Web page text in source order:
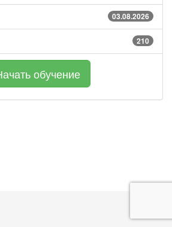
03.08.2026
210